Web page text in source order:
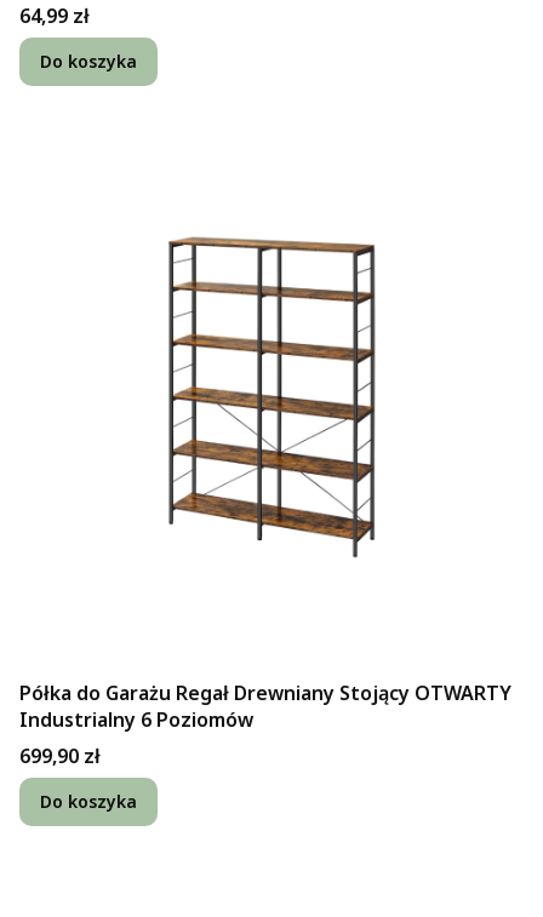
Cena
64,99 zł
Do koszyka
Półka do Garażu Regał Drewniany Stojący OTWARTY
Industrialny 6 Poziomów
Cena
699,90 zł
Do koszyka